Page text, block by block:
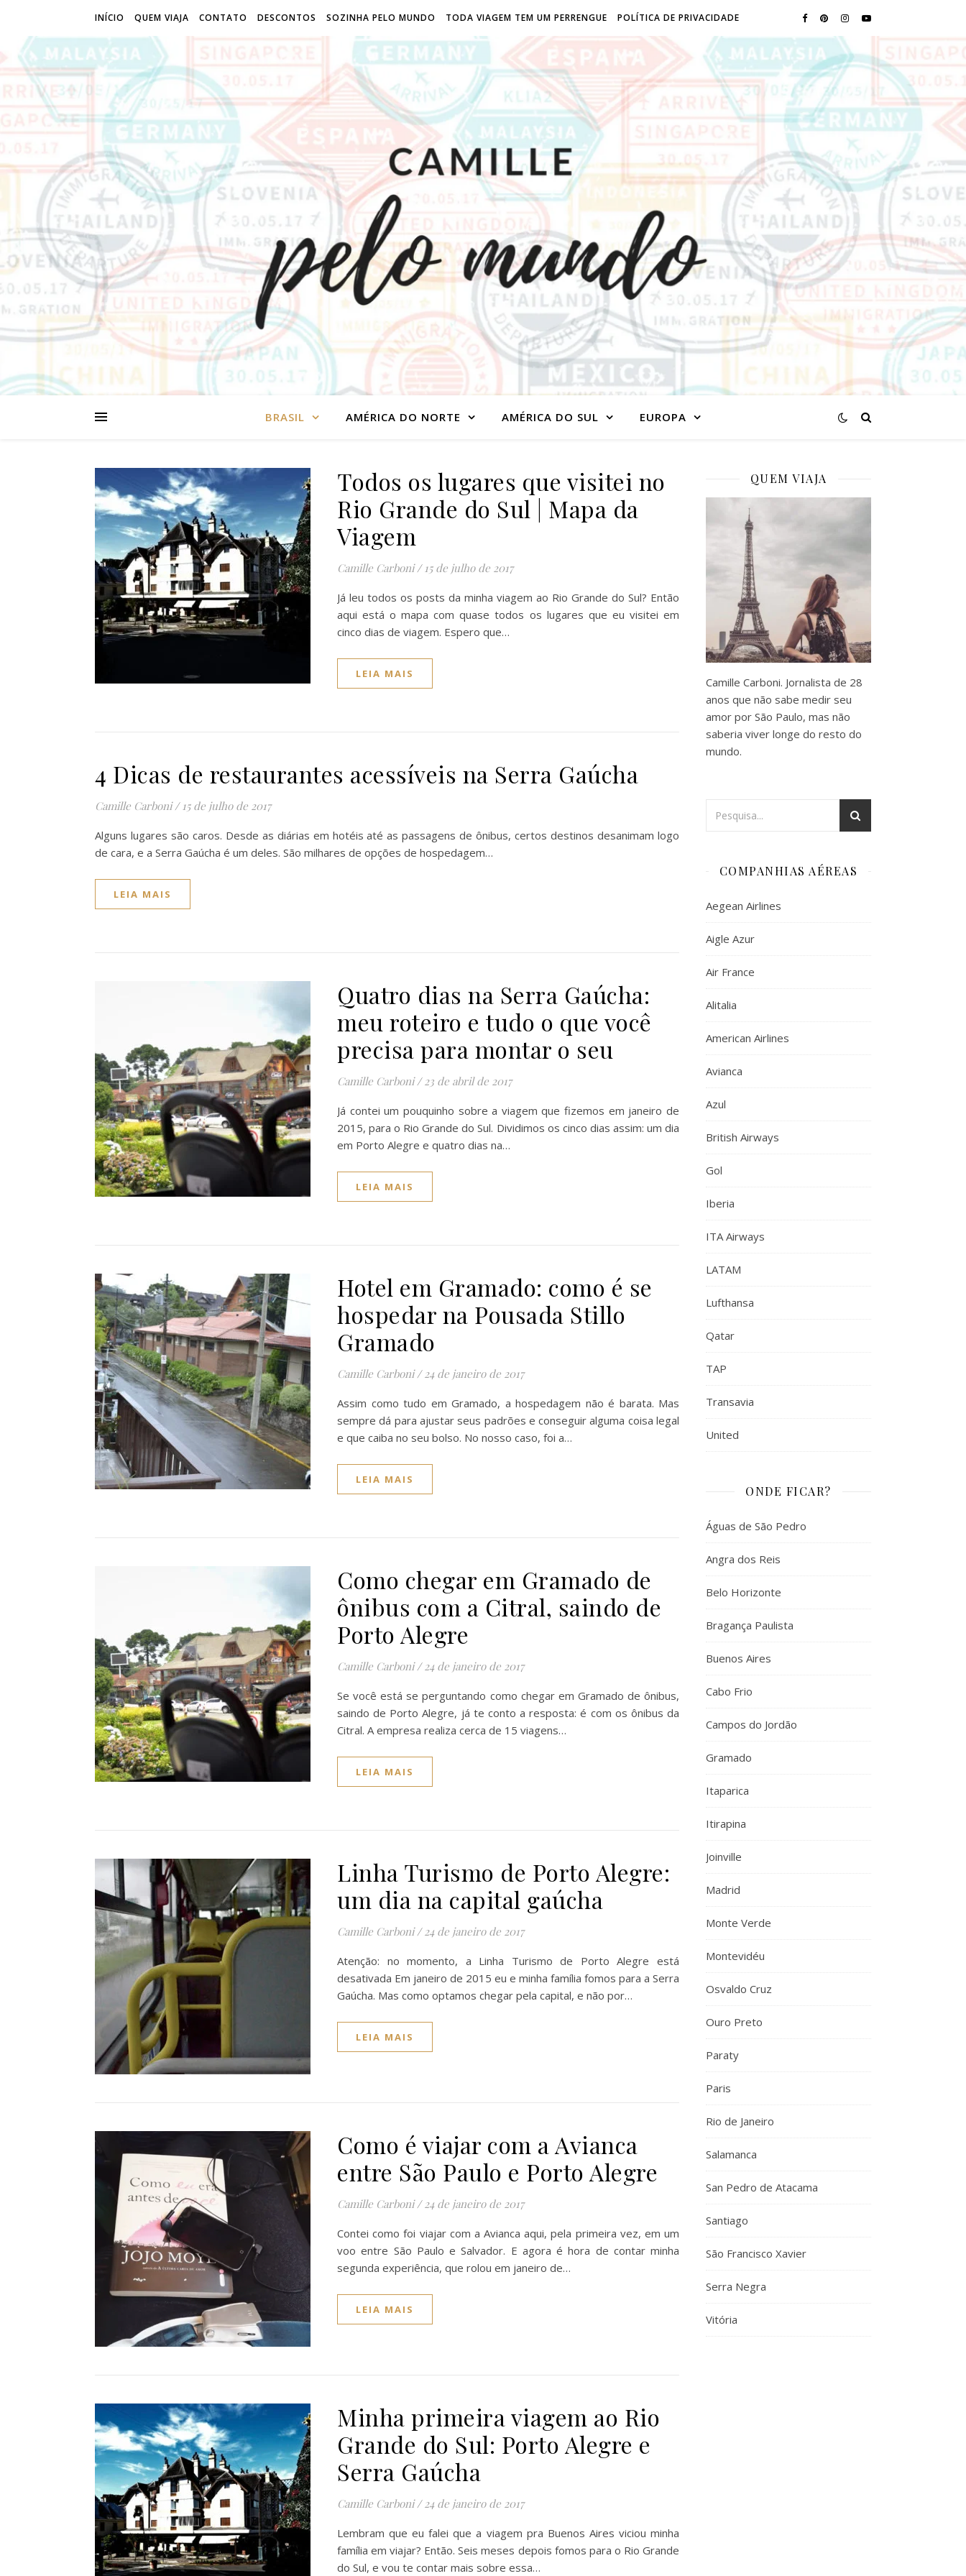
INÍCIO QUEM VIAJA CONTATO DESCONTOS SOZINHA PELO MUNDO TODA VIAGEM TEM UM PERRENGUE POLÍTICA DE PRIVACIDADE
BRASIL AMÉRICA DO NORTE AMÉRICA DO SUL EUROPA
Todos os lugares que visitei no
Rio Grande do Sul | Mapa da
Viagem
Camille Carboni / 15 de julho de 2017
Já leu todos os posts da minha viagem ao Rio Grande do Sul? Então
aqui está o mapa com quase todos os lugares que eu visitei em
cinco dias de viagem. Espero que…
LEIA MAIS
4 Dicas de restaurantes acessíveis na Serra Gaúcha
Camille Carboni / 15 de julho de 2017
Alguns lugares são caros. Desde as diárias em hotéis até as passagens de ônibus, certos destinos desanimam logo
de cara, e a Serra Gaúcha é um deles. São milhares de opções de hospedagem…
LEIA MAIS
Quatro dias na Serra Gaúcha:
meu roteiro e tudo o que você
precisa para montar o seu
Camille Carboni / 23 de abril de 2017
Já contei um pouquinho sobre a viagem que fizemos em janeiro de
2015, para o Rio Grande do Sul. Dividimos os cinco dias assim: um dia
em Porto Alegre e quatro dias na…
LEIA MAIS
Hotel em Gramado: como é se
hospedar na Pousada Stillo
Gramado
Camille Carboni / 24 de janeiro de 2017
Assim como tudo em Gramado, a hospedagem não é barata. Mas
sempre dá para ajustar seus padrões e conseguir alguma coisa legal
e que caiba no seu bolso. No nosso caso, foi a…
LEIA MAIS
Como chegar em Gramado de
ônibus com a Citral, saindo de
Porto Alegre
Camille Carboni / 24 de janeiro de 2017
Se você está se perguntando como chegar em Gramado de ônibus,
saindo de Porto Alegre, já te conto a resposta: é com os ônibus da
Citral. A empresa realiza cerca de 15 viagens…
LEIA MAIS
Linha Turismo de Porto Alegre:
um dia na capital gaúcha
Camille Carboni / 24 de janeiro de 2017
Atenção: no momento, a Linha Turismo de Porto Alegre está
desativada Em janeiro de 2015 eu e minha família fomos para a Serra
Gaúcha. Mas como optamos chegar pela capital, e não por…
LEIA MAIS
Como é viajar com a Avianca
entre São Paulo e Porto Alegre
Camille Carboni / 24 de janeiro de 2017
Contei como foi viajar com a Avianca aqui, pela primeira vez, em um
voo entre São Paulo e Salvador. E agora é hora de contar minha
segunda experiência, que rolou em janeiro de…
LEIA MAIS
Minha primeira viagem ao Rio
Grande do Sul: Porto Alegre e
Serra Gaúcha
Camille Carboni / 24 de janeiro de 2017
Lembram que eu falei que a viagem pra Buenos Aires viciou minha
família em viajar? Então. Seis meses depois fomos para o Rio Grande
do Sul, e vou te contar mais sobre essa…
QUEM VIAJA
Camille Carboni. Jornalista de 28
anos que não sabe medir seu
amor por São Paulo, mas não
saberia viver longe do resto do
mundo.
COMPANHIAS AÉREAS
Aegean Airlines
Aigle Azur
Air France
Alitalia
American Airlines
Avianca
Azul
British Airways
Gol
Iberia
ITA Airways
LATAM
Lufthansa
Qatar
TAP
Transavia
United
ONDE FICAR?
Águas de São Pedro
Angra dos Reis
Belo Horizonte
Bragança Paulista
Buenos Aires
Cabo Frio
Campos do Jordão
Gramado
Itaparica
Itirapina
Joinville
Madrid
Monte Verde
Montevidéu
Osvaldo Cruz
Ouro Preto
Paraty
Paris
Rio de Janeiro
Salamanca
San Pedro de Atacama
Santiago
São Francisco Xavier
Serra Negra
Vitória